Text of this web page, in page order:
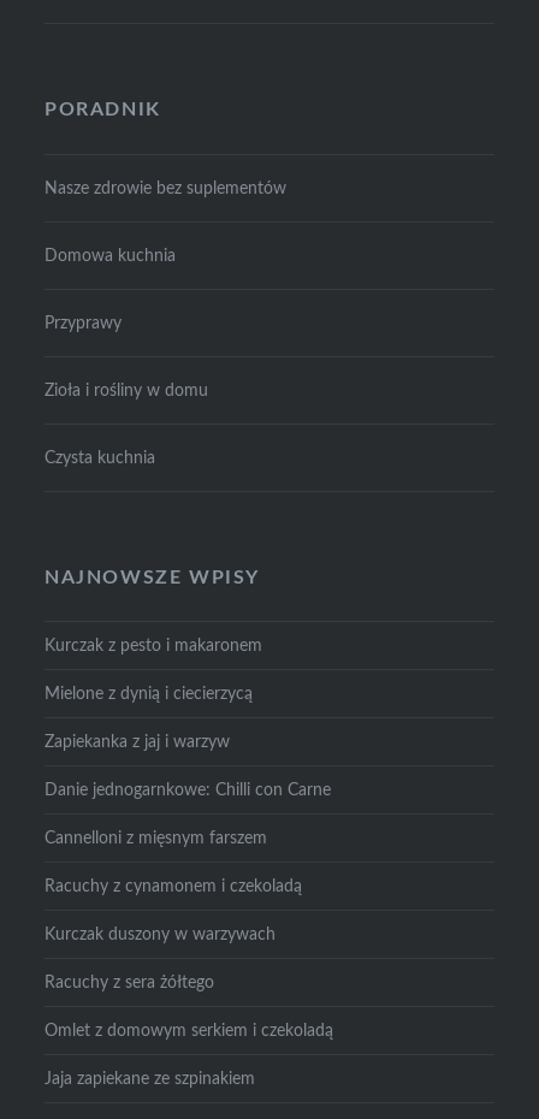
PORADNIK
Nasze zdrowie bez suplementów
Domowa kuchnia
Przyprawy
Zioła i rośliny w domu
Czysta kuchnia
NAJNOWSZE WPISY
Kurczak z pesto i makaronem
Mielone z dynią i ciecierzycą
Zapiekanka z jaj i warzyw
Danie jednogarnkowe: Chilli con Carne
Cannelloni z mięsnym farszem
Racuchy z cynamonem i czekoladą
Kurczak duszony w warzywach
Racuchy z sera żółtego
Omlet z domowym serkiem i czekoladą
Jaja zapiekane ze szpinakiem